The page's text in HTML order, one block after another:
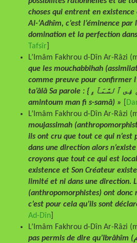
choses qui entrent en
Al-‘Adhîm, c’est l’éminence par
domination et la perfection
Tafsîr
L’Imâm Fakhrou d-Dîn Ar-Râzi
que les mouchabbihah
comme preuve pour confirmer
ta’âlâ Sa parole : {ءَأَمِنتُم مَّن فِى ٱلسَّمَآءِ} (a-
amintoum man fi s-samâ) »
L’Imâm Fakhrou d-Dîn Ar-Râzi
moujassimah
ils ont cru que tout ce qui n’est
dans une direction alors
croyons que tout ce qui est
existence et Son Créateur
limité et ni dans une direction.
(anthropomorphistes) ont donc
c’est pour cela qu’ils sont
Ad-Dîn
L’Imâm Fakhrou d-Dîn Ar-Râzi
pas permis de dire qu’Ibrâhîm (عليه السلام) aurait dit à